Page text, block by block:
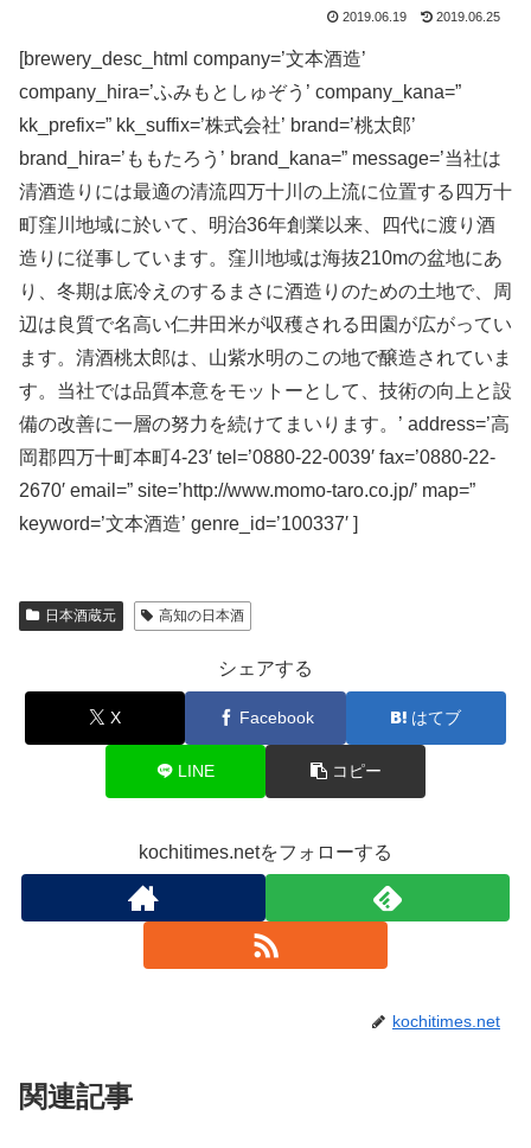
2019.06.19 2019.06.25
[brewery_desc_html company=’文本酒造’
company_hira=’ふみもとしゅぞう’ company_kana=”
kk_prefix=” kk_suffix=’株式会社’ brand=’桃太郎’
brand_hira=’ももたろう’ brand_kana=” message=’当社は
清酒造りには最適の清流四万十川の上流に位置する四万十
町窪川地域に於いて、明治36年創業以来、四代に渡り酒
造りに従事しています。窪川地域は海抜210mの盆地にあ
り、冬期は底冷えのするまさに酒造りのための土地で、周
辺は良質で名高い仁井田米が収穫される田園が広がってい
ます。清酒桃太郎は、山紫水明のこの地で醸造されていま
す。当社では品質本意をモットーとして、技術の向上と設
備の改善に一層の努力を続けてまいります。’ address=’高
岡郡四万十町本町4-23′ tel=’0880-22-0039′ fax=’0880-22-
2670′ email=” site=’http://www.momo-taro.co.jp/’ map=”
keyword=’文本酒造’ genre_id=’100337′ ]
日本酒蔵元 高知の日本酒
シェアする
X Facebook はてブ
LINE コピー
kochitimes.netをフォローする
kochitimes.net
関連記事